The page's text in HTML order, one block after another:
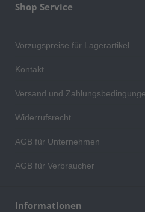
Shop Service
Vorzugspreise für Lagerartikel
Kontakt
Versand und
Widerrufsrecht
AGB für Unternehmen
AGB für Verbraucher
Informationen